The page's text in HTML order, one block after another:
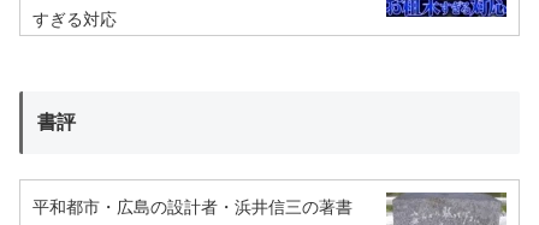
すぎる対応
書評
平和都市・広島の設計者・浜井信三の著書